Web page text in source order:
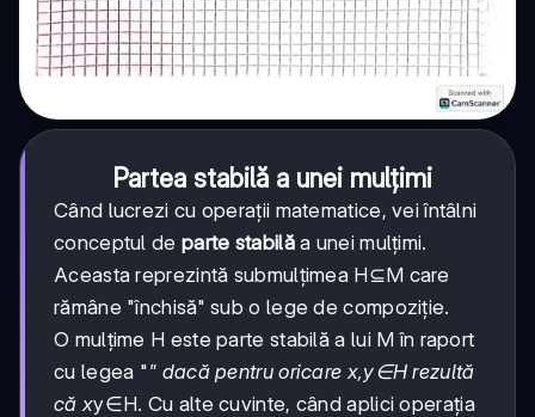
Partea stabilă a unei mulțimi
Când lucrezi cu operații matematice, vei întâlni
conceptul de parte stabilăa unei mulțimi.
Aceasta reprezintă submulțimea H⊆M care
rămâne "închisă" sub o lege de compoziție.
O mulțime H este parte stabilă a lui M în raport
cu legea "" dacă pentru oricare x,y∈H rezultă
că xy∈H. Cu alte cuvinte, când aplici operația